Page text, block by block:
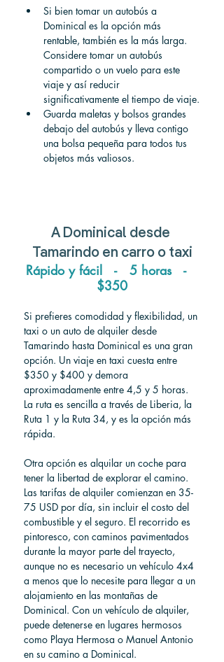
Si bien tomar un autobús a
Dominical es la opción más
rentable, también es la más larga.
Considere tomar un autobús
compartido o un vuelo para este
viaje y así reducir
significativamente el tiempo de viaje.
Guarda maletas y bolsos grandes
debajo del autobús y lleva contigo
una bolsa pequeña para todos tus
objetos más valiosos.
A Dominical desde
Tamarindo en carro o taxi
Rápido y fácil   -   5 horas   -
$350
Si prefieres comodidad y flexibilidad, un
taxi o un auto de alquiler desde
Tamarindo hasta Dominical es una gran
opción. Un viaje en taxi cuesta entre
$350 y $400 y demora
aproximadamente entre 4,5 y 5 horas.
La ruta es sencilla a través de Liberia, la
Ruta 1 y la Ruta 34, y es la opción más
rápida.
Otra opción es alquilar un coche para
tener la libertad de explorar el camino.
Las tarifas de alquiler comienzan en 35-
75 USD por día, sin incluir el costo del
combustible y el seguro. El recorrido es
pintoresco, con caminos pavimentados
durante la mayor parte del trayecto,
aunque no es necesario un vehículo 4x4
a menos que lo necesite para llegar a un
alojamiento en las montañas de
Dominical. Con un vehículo de alquiler,
puede detenerse en lugares hermosos
como Playa Hermosa o Manuel Antonio
en su camino a Dominical.